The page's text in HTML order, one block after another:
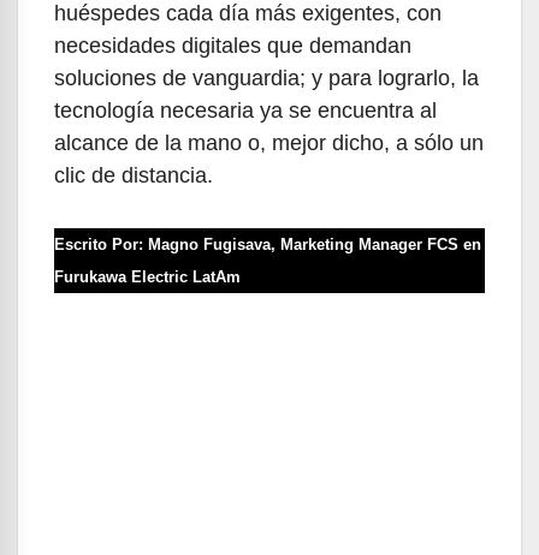
huéspedes cada día más exigentes, con
necesidades digitales que demandan
soluciones de vanguardia; y para lograrlo, la
tecnología necesaria ya se encuentra al
alcance de la mano o, mejor dicho, a sólo un
clic de distancia.
Escrito Por: Magno Fugisava, Marketing Manager FCS en
Furukawa Electric LatAm